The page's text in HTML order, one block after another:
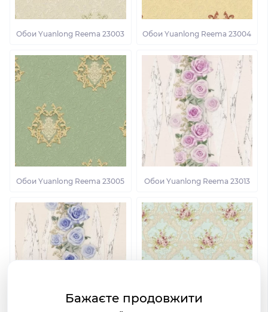
Обои Yuanlong Reema 23003 Обои Yuanlong Reema 23004
Обои Yuanlong Reema 23005 Обои Yuanlong Reema 23013
Бажаєте продовжити